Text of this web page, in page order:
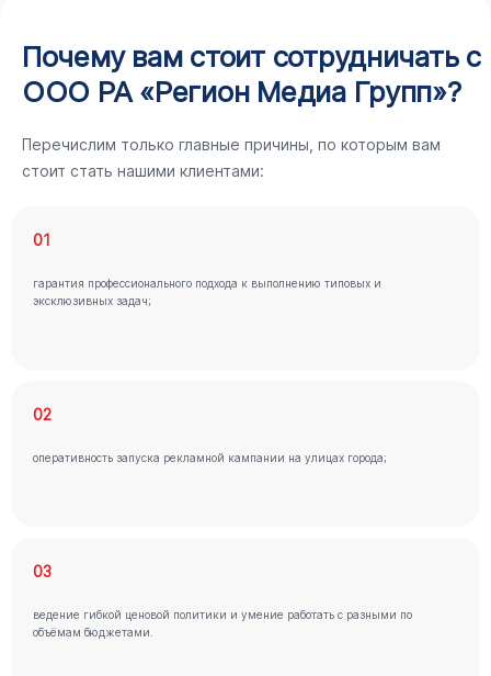
Почему вам стоит сотрудничать с
ООО РА «Регион Медиа Групп»?
Перечислим только главные причины, по которым вам
стоит стать нашими клиентами:
01
гарантия профессионального подхода к выполнению типовых и
эксклюзивных задач;
02
оперативность запуска рекламной кампании на улицах города;
03
ведение гибкой ценовой политики и умение работать с разными по
объёмам бюджетами.